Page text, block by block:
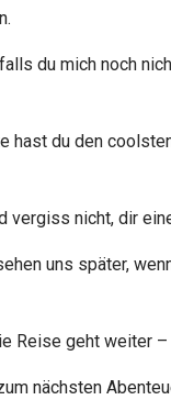
du mich noch
hast du den
vergiss nicht, dir
uns später,
Reise geht weiter –
nächsten